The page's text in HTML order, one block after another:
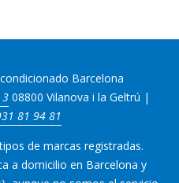
Barcelona
08800 Vilanova i la Geltrú |
81 94 81
de marcas registradas.
a domicilio en Barcelona y